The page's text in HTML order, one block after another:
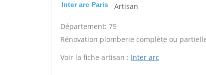
Inter arc Paris Artisan
Département: 75
Rénovation plomberie complète ou
Voir la fiche artisan : Inter arc